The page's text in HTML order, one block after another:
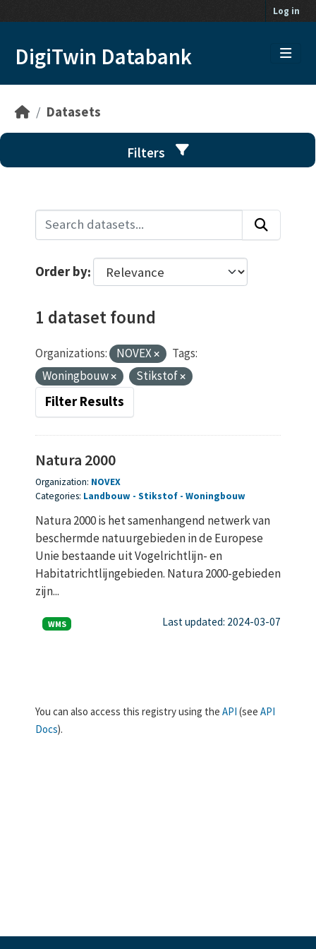
Log in
DigiTwin Databank
Datasets
Filters
Order by
1 dataset found
Organizations: NOVEX
Tags:
Woningbouw
Stikstof
Filter Results
Natura 2000
Organization: NOVEX
Categories: Landbouw Stikstof Woningbouw
Natura 2000 is het samenhangend netwerk van
beschermde natuurgebieden in de Europese
Unie bestaande uit Vogelrichtlijn- en
Habitatrichtlijngebieden. Natura 2000-gebieden
zijn...
WMS Last updated: 2024-03-07
You can also access this registry using the API (see API
Docs).